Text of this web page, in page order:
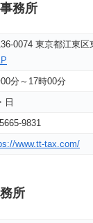
務所
0074 東京都江東区
分～17時00分
日
9831
www.tt-tax.com/
所